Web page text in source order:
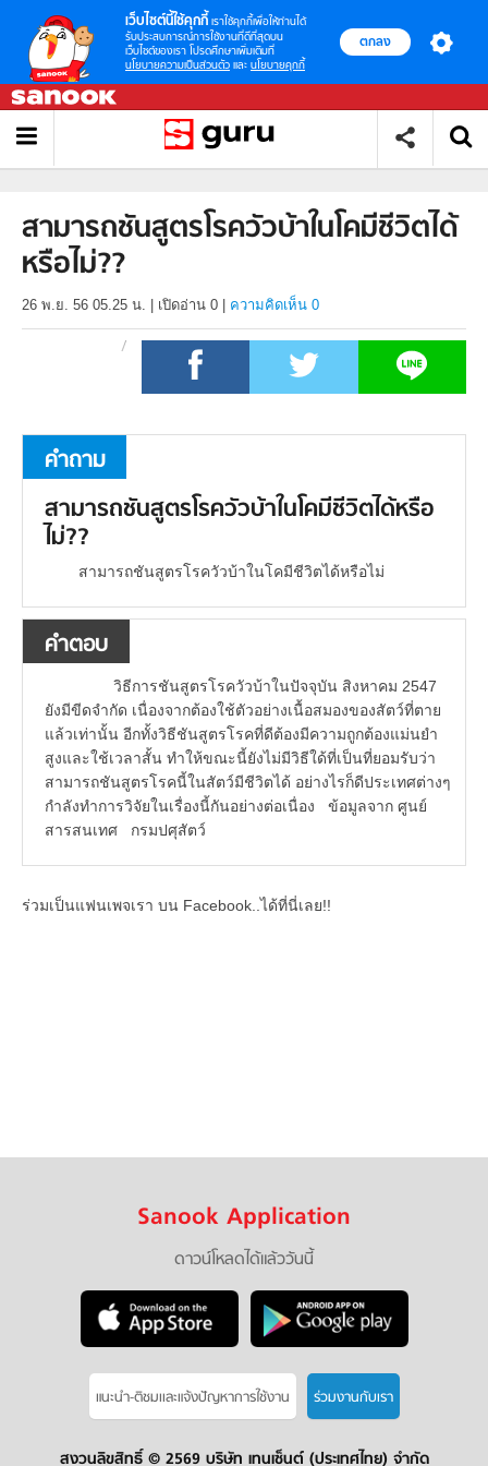
เว็บไซต์นี้ใช้คุกกี้ เราใช้คุกกี้เพื่อให้ท่านได้
รับประสบการณ์การใช้งานที่ดีที่สุดบน
เว็บไซต์ของเรา โปรดศึกษาเพิ่มเติมที่
นโยบายความเป็นส่วนตัว และ นโยบายคุกกี้
ตกลง
สามารถชันสูตรโรควัวบ้าในโคมีชีวิตได้
หรือไม่??
26 พ.ย. 56 05.25 น. เปิดอ่าน 0 ความคิดเห็น 0
คำถาม
สามารถชันสูตรโรควัวบ้าในโคมีชีวิตได้หรือ
ไม่??
สามารถชันสูตรโรควัวบ้าในโคมีชีวิตได้หรือไม่
คำตอบ
วิธีการชันสูตรโรควัวบ้าในปัจจุบัน สิงหาคม 2547
ยังมีขีดจำกัด เนื่องจากต้องใช้ตัวอย่างเนื้อสมองของสัตว์ที่ตาย
แล้วเท่านั้น อีกทั้งวิธีชันสูตรโรคที่ดีต้องมีความถูกต้องแม่นยำ
สูงและใช้เวลาสั้น ทำให้ขณะนี้ยังไม่มีวิธีใด้ที่เป็นที่ยอมรับว่า
สามารถชันสูตรโรคนี้ในสัตว์มีชีวิตได้ อย่างไรก็ดีประเทศต่างๆ
กำลังทำการวิจัยในเรื่องนี้กันอย่างต่อเนื่อง ข้อมูลจาก ศูนย์
สารสนเทศ กรมปศุสัตว์
ร่วมเป็นแฟนเพจเรา บน Facebook..ได้ที่นี่เลย!!
Sanook Application
ดาวน์โหลดได้แล้ววันนี้
แนะนำ-ติชมเเละแจ้งปัญหาการใช้งาน ร่วมงานกับเรา
สงวนลิขสิทธิ์ © 2569 บริษัท เทนเซ็นต์ (ประเทศไทย) จำกัด